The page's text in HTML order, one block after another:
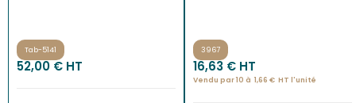
Tab-5141
52,00 € HT
3967
16,63 € HT
Vendu par 10 à 1,66 € HT l'unité